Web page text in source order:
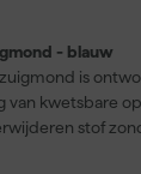
- blauw
is
van kwetsbare
stof